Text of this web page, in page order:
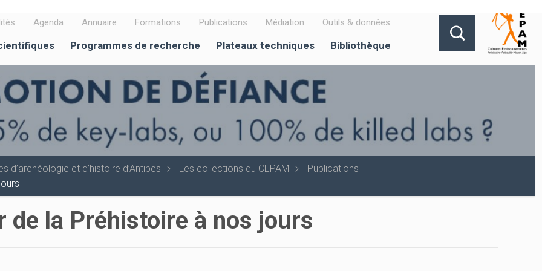
Agenda Annuaire Formations Publications Médiation Outils & données
Programmes de recherche Plateaux techniques Bibliothèque
et d’histoire d’Antibes Les collections du CEPAM
Publications
de la Préhistoire à nos jours